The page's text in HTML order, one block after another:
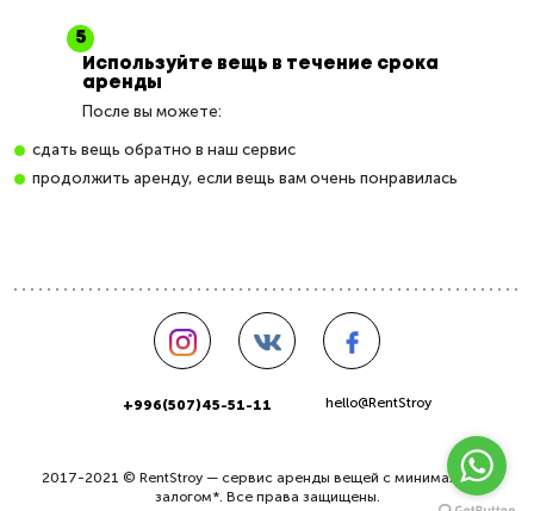
Используйте вещь в течение срока
аренды
После вы можете:
сдать вещь обратно в наш сервис
продолжить аренду, если вещь вам очень понравилась
+996(507)45-51-11 hello@RentStroy
2017-2021 © RentStroy — сервис аренды вещей с минимальным
залогом*. Все права защищены.